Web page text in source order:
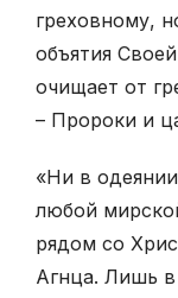
греховному,
объятия
очищает от
– Пророки и
«Ни в
любой
рядом со
Агнца. Лишь в